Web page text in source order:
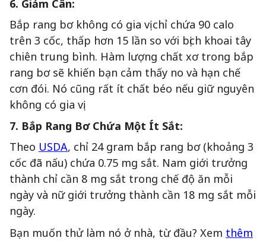
6. Giảm Cân:
Bắp rang bơ không có gia vị chỉ chứa 90 calo
trên 3 cốc, thấp hơn 15 lần so với bịch khoai tây
chiên trung bình. Hàm lượng chất xơ trong bắp
rang bơ sẽ khiến bạn cảm thấy no và hạn chế
cơn đói. Nó cũng rất ít chất béo nếu giữ nguyên
không có gia vị.
7. Bắp Rang Bơ Chứa Một Ít Sắt:
Theo USDA, chỉ 24 gram bắp rang bơ (khoảng 3
cốc đã nấu) chứa 0.75 mg sắt. Nam giới trưởng
thành chỉ cần 8 mg sắt trong chế độ ăn mỗi
ngày và nữ giới trưởng thành cần 18 mg sắt mỗi
ngày.
Bạn muốn thử làm nó ở nhà, từ đầu? Xem thêm